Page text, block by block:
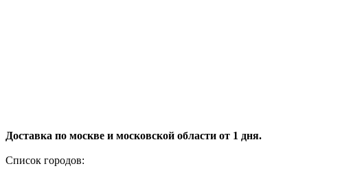
Доставка по москве и московской области от 1 дня.
Список городов: